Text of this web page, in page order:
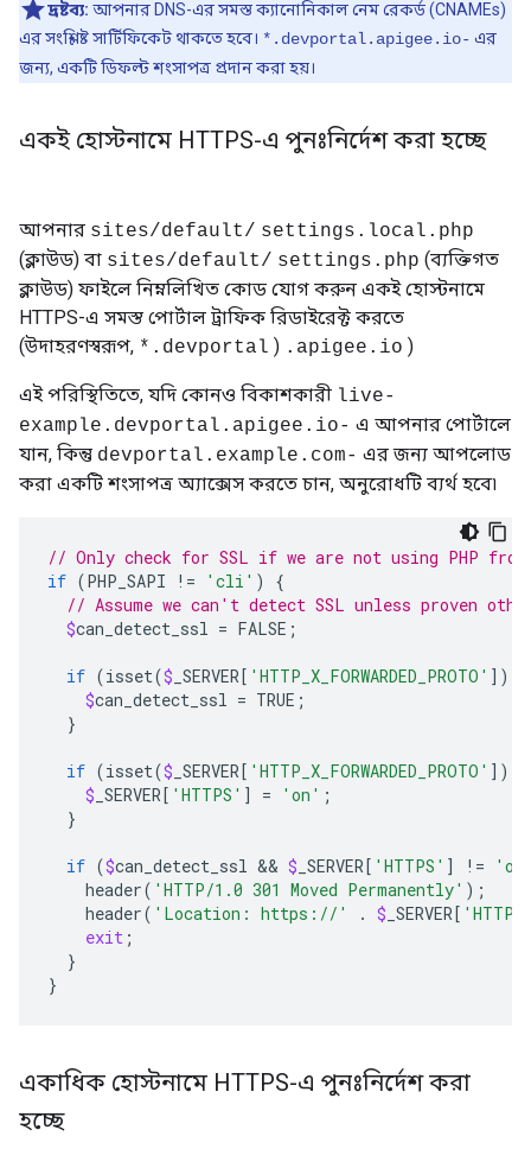
দ্রষ্টব্য: আপনার DNS-এর সমস্ত ক্যানোনিকাল নেম রেকর্ড (CNAMEs)
এর সংশ্লিষ্ট সার্টিফিকেট থাকতে হবে। *.devportal.apigee.io- এর
জন্য, একটি ডিফল্ট শংসাপত্র প্রদান করা হয়।
একই হোস্টনামে HTTPS-এ পুনঃনির্দেশ করা হচ্ছে
আপনার sites/default/ settings.local.php
(ক্লাউড) বা sites/default/ settings.php (ব্যক্তিগত
ক্লাউড) ফাইলে নিম্নলিখিত কোড যোগ করুন একই হোস্টনামে
HTTPS-এ সমস্ত পোর্টাল ট্রাফিক রিডাইরেক্ট করতে
(উদাহরণস্বরূপ, *.devportal ) .apigee.io )
এই পরিস্থিতিতে, যদি কোনও বিকাশকারী live-
example.devportal.apigee.io- এ আপনার পোর্টালে
যান, কিন্তু devportal.example.com- এর জন্য আপলোড
করা একটি শংসাপত্র অ্যাক্সেস করতে চান, অনুরোধটি ব্যর্থ হবে৷
// Only check for SSL if we are not using PHP from
if (PHP_SAPI ! = 'cli' )
{
// Assume we can't detect SSL unless proven
$can_detect_ssl = FALSE ;
if (isset($ _SERVER [ 'HTTP_X_FORWARDED_PROTO' ])
$can_detect_ssl = TRUE ;
}
if (isset($ _SERVER [ 'HTTP_X_FORWARDED_PROTO' ])
$ _SERVER [ 'HTTPS' ] = 'on' ;
}
if ($can_detect_ssl && $ _SERVER [ 'HTTPS' ] ! =
header( 'HTTP/1.0 301 Moved Permanently' );
header( 'Location: https://' . $ _SERVER [
exit ;
}
}
একাধিক হোস্টনামে HTTPS-এ পুনঃনির্দেশ করা
হচ্ছে